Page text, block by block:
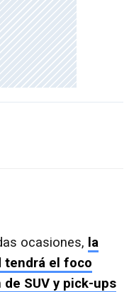
ocasiones, la
tendrá el foco
SUV y pick-ups